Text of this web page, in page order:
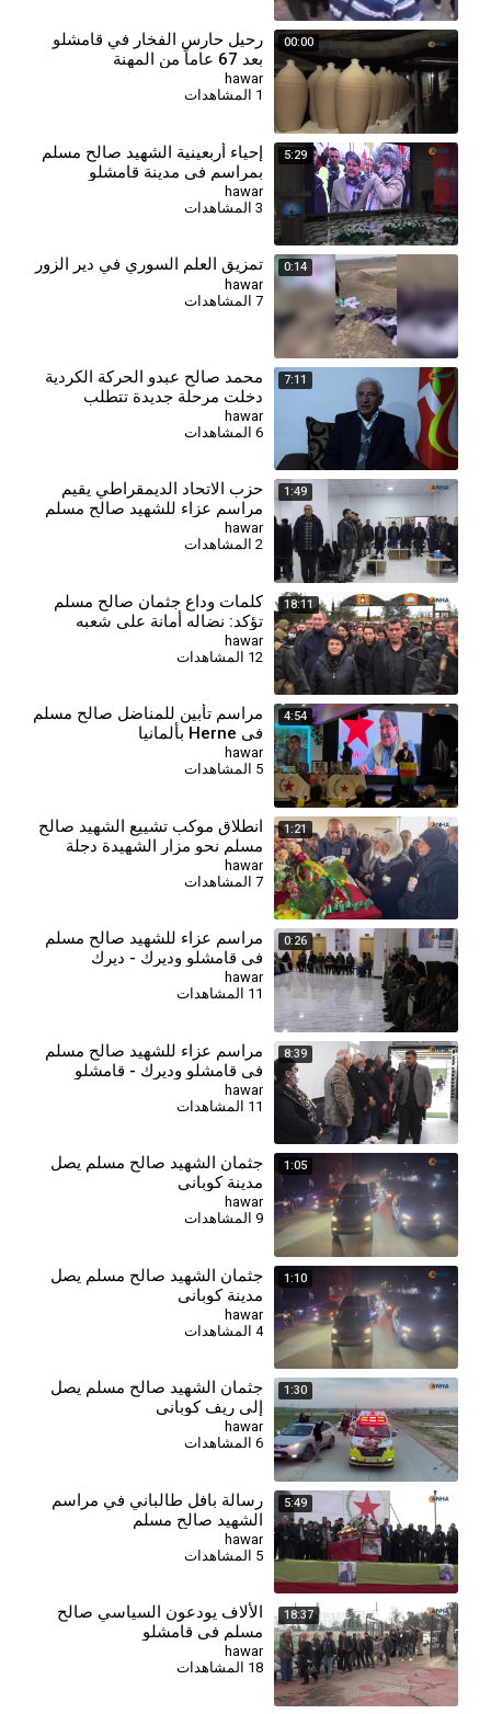
00:00
رحيل حارس الفخار في قامشلو
بعد 67 عاماً من المهنة
hawar
5:29
⁣إحياء أربعينية الشهيد صالح مسلم
بمراسم في مدينة قامشلو
hawar
3 المشاهدات
0:14 تمزيق العلم السوري في دير الزور
hawar
7:11
محمد صالح عبدو الحركة الكردية
دخلت مرحلة جديدة تتطلب
تأسيس مرجعية كردية
hawar
1:49
حزب الاتحاد الديمقراطي يقيم
مراسم عزاء للشهيد صالح مسلم
في كركي لكي
hawar
18:11
كلمات وداع جثمان صالح مسلم
تؤكد: نضاله أمانة على شعبه
لمواصلة المسيرة
hawar
12 المشاهدات
4:54
مراسم تأبين للمناضل صالح مسلم
في Herne بألمانيا
hawar
5 المشاهدات
1:21
انطلاق موكب تشييع الشهيد صالح
مسلم نحو مزار الشهيدة دجلة
hawar
7 المشاهدات
0:26
مراسم عزاء للشهيد صالح مسلم
في قامشلو وديرك - ديرك
hawar
11 المشاهدات
8:39
⁣مراسم عزاء للشهيد صالح مسلم
في قامشلو وديرك - قامشلو
hawar
1:05
جثمان الشهيد صالح مسلم يصل
مدينة كوباني
hawar
9 المشاهدات
1:10
جثمان الشهيد صالح مسلم يصل
مدينة كوباني
hawar
4 المشاهدات
1:30
جثمان الشهيد صالح مسلم يصل
إلى ريف كوباني
hawar
6 المشاهدات
5:49
⁣رسالة بافل طالباني في مراسم
الشهيد صالح مسلم
hawar
5 المشاهدات
18:37
⁣الألاف يودعون السياسي صالح
مسلم في قامشلو
hawar
18 المشاهدات